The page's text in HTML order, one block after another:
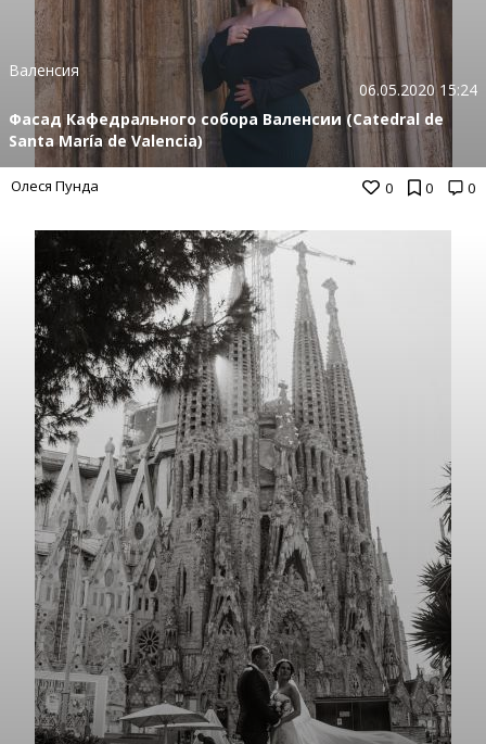
0 0 0
Валенсия
06.05.2020 15:24
Фасад Кафедрального собора Валенсии (Catedral de
Santa María de Valencia)
Олеся Пунда